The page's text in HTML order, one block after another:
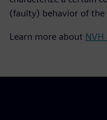
(faulty) behavior of the
Learn more about NVH